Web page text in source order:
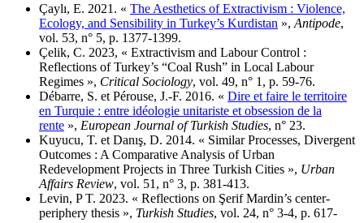
Çaylı, E. 2021. « The Aesthetics of Extractivism : Violence,
Ecology, and Sensibility in Turkey’s Kurdistan », Antipode,
vol. 53, n° 5, p. 1377-1399.
Çelik, C. 2023, « Extractivism and Labour Control :
Reflections of Turkey’s “Coal Rush” in Local Labour
Regimes », Critical Sociology, vol. 49, n° 1, p. 59-76.
Débarre, S. et Pérouse, J.-F. 2016. « Dire et faire le territoire
en Turquie : entre idéologie unitariste et obsession de la
rente », European Journal of Turkish Studies, n° 23.
Kuyucu, T. et Danış, D. 2014. « Similar Processes, Divergent
Outcomes : A Comparative Analysis of Urban
Redevelopment Projects in Three Turkish Cities », Urban
Affairs Review, vol. 51, n° 3, p. 381-413.
Levin, P T. 2023. « Reflections on Şerif Mardin’s center-
periphery thesis », Turkish Studies, vol. 24, n° 3-4, p. 617-